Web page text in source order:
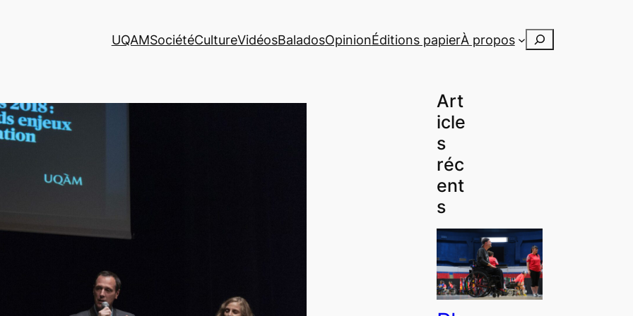
UQAMSociétéCultureVidéosBaladosOpinionÉditions papierÀ propos Rechercher
Art
icle
s
réc
ent
s